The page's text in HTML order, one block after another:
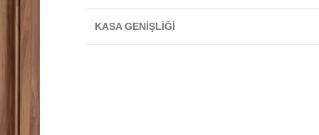
KASA GENİŞLİĞİ